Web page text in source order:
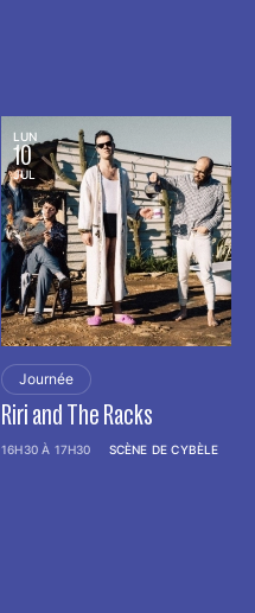
LUN
10
JUL
Journée
Riri and The Racks
16H30 À 17H30 SCÈNE DE CYBÈLE